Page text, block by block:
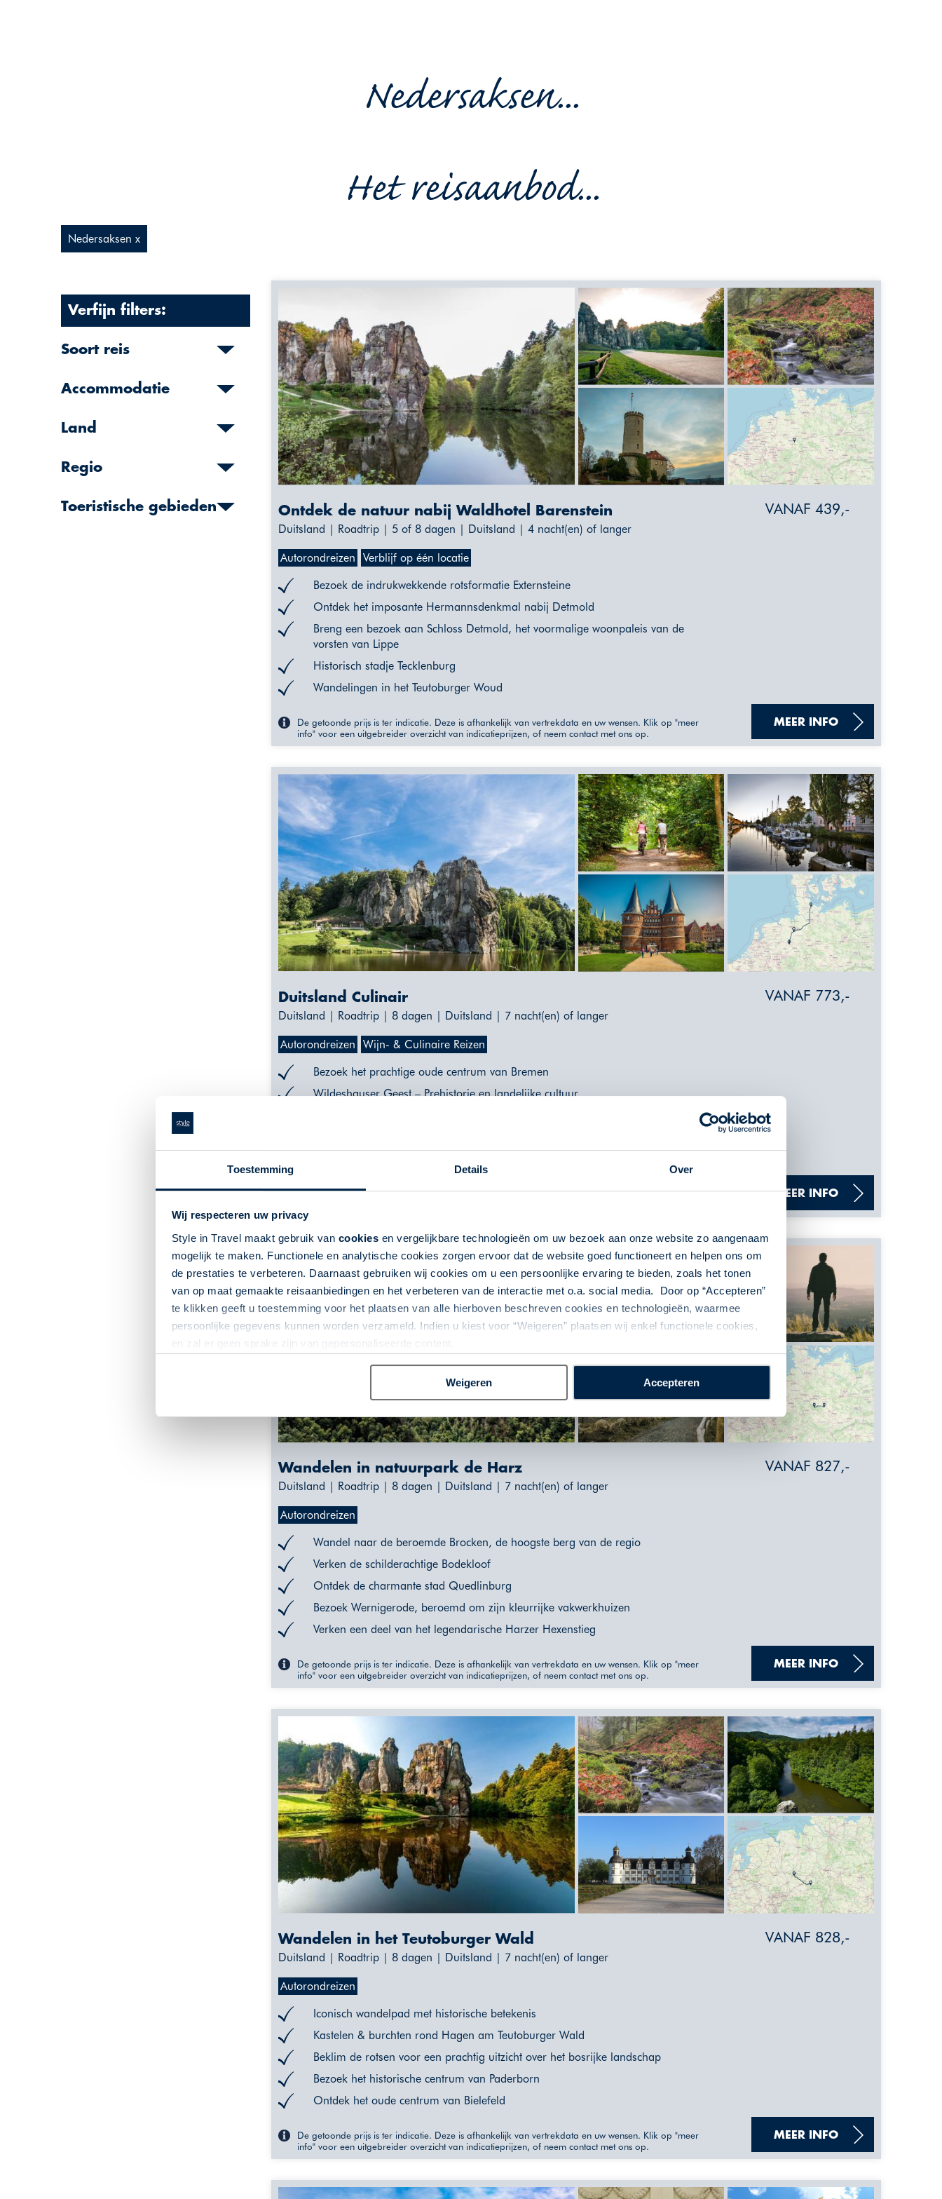
Toestemming Details Over
Wij respecteren uw privacy
Style in Travel maakt gebruik van cookies en vergelijkbare technologieën om uw bezoek aan onze website zo aangenaam
mogelijk te maken. Functionele en analytische cookies zorgen ervoor dat de website goed functioneert en helpen ons om
de prestaties te verbeteren. Daarnaast gebruiken wij cookies om u een persoonlijke ervaring te bieden, zoals het tonen
van op maat gemaakte reisaanbiedingen en het verbeteren van de interactie met o.a. social media. Door op “Accepteren”
te klikken geeft u toestemming voor het plaatsen van alle hierboven beschreven cookies en technologieën, waarmee
persoonlijke gegevens kunnen worden verzameld. Indien u kiest voor “Weigeren” plaatsen wij enkel functionele cookies,
en zal er geen sprake zijn van gepersonaliseerde content.
Weigeren Accepteren
Nedersaksen...
Het reisaanbod...
Nedersaksen x
Verfijn filters:
Soort reis
Accommodatie
Land
Regio
Toeristische gebieden Ontdek de natuur nabij Waldhotel Barenstein
Duitsland | Roadtrip | 5 of 8 dagen | Duitsland | 4 nacht(en) of langer
Autorondreizen Verblijf op één locatie
Bezoek de indrukwekkende rotsformatie Externsteine
Ontdek het imposante Hermannsdenkmal nabij Detmold
Breng een bezoek aan Schloss Detmold, het voormalige woonpaleis van de
vorsten van Lippe
Historisch stadje Tecklenburg
Wandelingen in het Teutoburger Woud
De getoonde prijs is ter indicatie. Deze is afhankelijk van vertrekdata en uw wensen. Klik op "meer
info" voor een uitgebreider overzicht van indicatieprijzen, of neem contact met ons op.
VANAF 439,-
MEER INFO
Duitsland Culinair
Duitsland | Roadtrip | 8 dagen | Duitsland | 7 nacht(en) of langer
Autorondreizen Wijn- & Culinaire Reizen
Bezoek het prachtige oude centrum van Bremen
Wildeshauser Geest – Prehistorie en landelijke cultuur
De getoonde prijs is ter indicatie. Deze is afhankelijk van vertrekdata en uw wensen. Klik op "meer
VANAF 773,-
MEER INFO
Wandelen in natuurpark de Harz
Duitsland | Roadtrip | 8 dagen | Duitsland | 7 nacht(en) of langer
Autorondreizen
Wandel naar de beroemde Brocken, de hoogste berg van de regio
Verken de schilderachtige Bodekloof
Ontdek de charmante stad Quedlinburg
Bezoek Wernigerode, beroemd om zijn kleurrijke vakwerkhuizen
Verken een deel van het legendarische Harzer Hexenstieg
De getoonde prijs is ter indicatie. Deze is afhankelijk van vertrekdata en uw wensen. Klik op "meer
info" voor een uitgebreider overzicht van indicatieprijzen, of neem contact met ons op.
VANAF 827,-
MEER INFO
Wandelen in het Teutoburger Wald
Duitsland | Roadtrip | 8 dagen | Duitsland | 7 nacht(en) of langer
Autorondreizen
Iconisch wandelpad met historische betekenis
Kastelen & burchten rond Hagen am Teutoburger Wald
Beklim de rotsen voor een prachtig uitzicht over het bosrijke landschap
Bezoek het historische centrum van Paderborn
Ontdek het oude centrum van Bielefeld
De getoonde prijs is ter indicatie. Deze is afhankelijk van vertrekdata en uw wensen. Klik op "meer
info" voor een uitgebreider overzicht van indicatieprijzen, of neem contact met ons op.
VANAF 828,-
MEER INFO